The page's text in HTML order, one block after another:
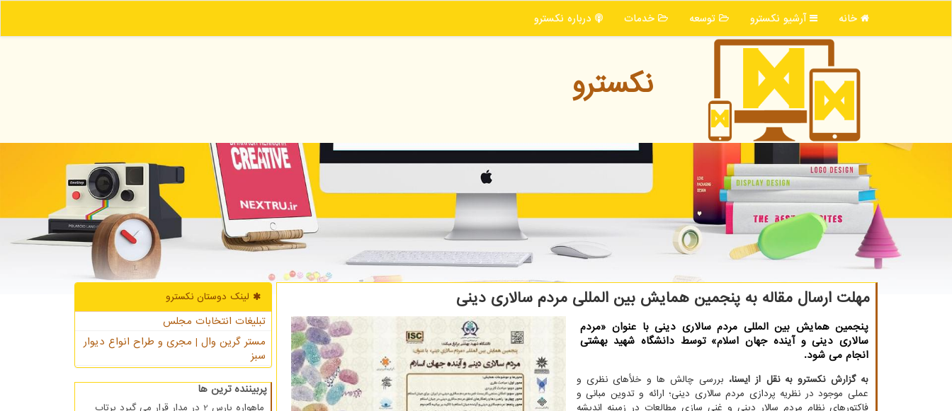
خانه آرشیو نكسترو توسعه خدمات درباره نكسترو
نكسترو
مهلت ارسال مقاله به پنجمین همایش بین المللی مردم سالاری دینی
پنجمین همایش بین المللی مردم سالاری دینی با عنوان «مردم
سالاری دینی و آینده جهان اسلام» توسط دانشگاه شهید بهشتی
انجام می شود.
به گزارش نکسترو به نقل از ایسنا، بررسی چالش ها و خلأهای نظری و
عملی موجود در نظریه پردازی مردم سالاری دینی؛ ارائه و تدوین مبانی و
فاکتورهای نظام مردم سالار دینی و غنی سازی مطالعات در زمینه اندیشه
لینک دوستان نكسترو
تبلیغات انتخابات مجلس
مستر گرین وال | مجری و طراح انواع دیوار
سبز
پربیننده ترین ها
ماهواره پارس 2 در مدار قرار می گیرد پرتاب